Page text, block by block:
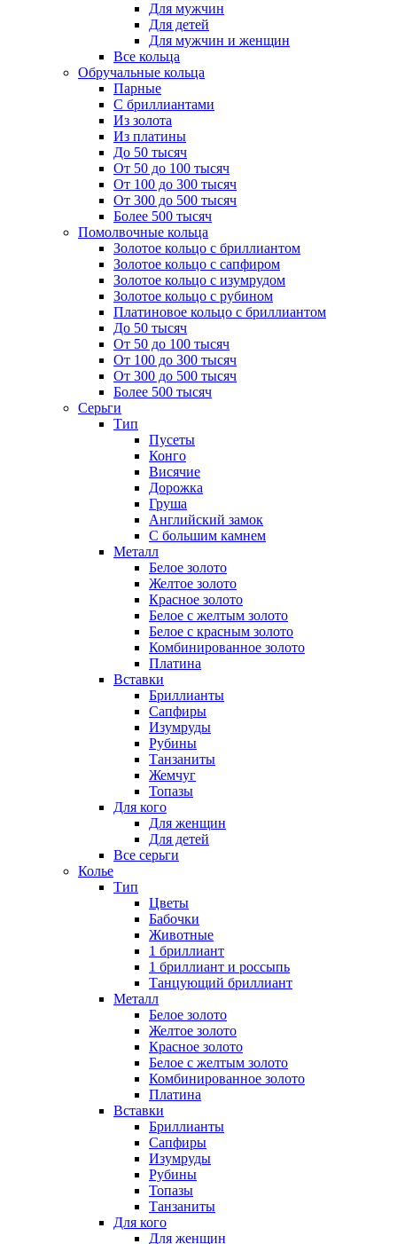
Для мужчин
Для детей
Для мужчин и женщин
Все кольца
Обручальные кольца
Парные
С бриллиантами
Из золота
Из платины
До 50 тысяч
От 50 до 100 тысяч
От 100 до 300 тысяч
От 300 до 500 тысяч
Более 500 тысяч
Помолвочные кольца
Золотое кольцо с бриллиантом
Золотое кольцо с сапфиром
Золотое кольцо с изумрудом
Золотое кольцо с рубином
Платиновое кольцо с бриллиантом
До 50 тысяч
От 50 до 100 тысяч
От 100 до 300 тысяч
От 300 до 500 тысяч
Более 500 тысяч
Серьги
Тип
Пусеты
Конго
Висячие
Дорожка
Груша
Английский замок
С большим камнем
Металл
Белое золото
Желтое золото
Красное золото
Белое с желтым золото
Белое с красным золото
Комбинированное золото
Платина
Вставки
Бриллианты
Сапфиры
Изумруды
Рубины
Танзаниты
Жемчуг
Топазы
Для кого
Для женщин
Для детей
Все серьги
Колье
Тип
Цветы
Бабочки
Животные
1 бриллиант
1 бриллиант и россыпь
Танцующий бриллиант
Металл
Белое золото
Желтое золото
Красное золото
Белое с желтым золото
Комбинированное золото
Платина
Вставки
Бриллианты
Сапфиры
Изумруды
Рубины
Топазы
Танзаниты
Для кого
Для женщин